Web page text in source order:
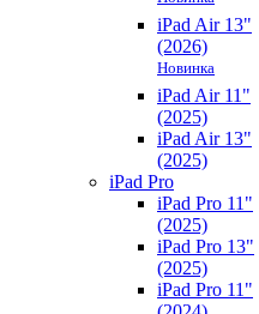
iPad Air 13"
(2026)
Новинка
iPad Air 11"
(2025)
iPad Air 13"
(2025)
iPad Pro
iPad Pro 11"
(2025)
iPad Pro 13"
(2025)
iPad Pro 11"